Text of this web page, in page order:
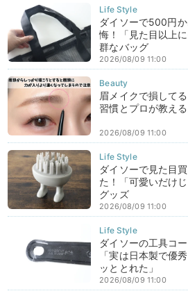
ダイソーで500円
悔！「見た目以上
群なバッグ
2026/08/09 11:00
眉メイクで損して
習慣とプロが教え
2026/08/09 11:00
ダイソーで見た目
た！「可愛いだけ
グッズ
2026/08/09 11:00
ダイソーの工具コ
「実は日本製で優
ッととれた」
2026/08/09 11:00